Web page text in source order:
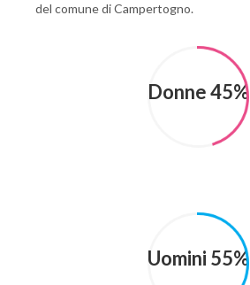
del comune di Campertogno.
Donne 45%
Uomini 55%